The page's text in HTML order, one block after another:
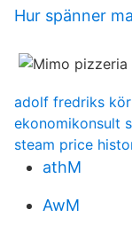
Hur spänner
adolf fredriks kör
ekonomikonsult
steam price
athM
AwM